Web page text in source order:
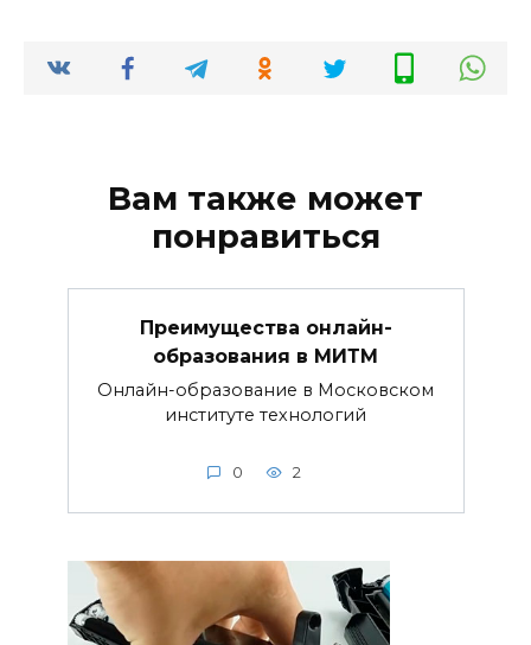
Вам также может
понравиться
Преимущества онлайн-
образования в МИТМ
Онлайн-образование в Московском
институте технологий
0 2